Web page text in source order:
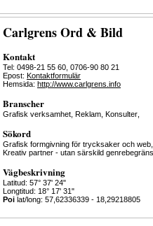
Carlgrens Ord & Bild
Kontakt
Tel: 0498-21 55 60, 0706-90 80 21
Epost: Kontaktformulär
Hemsida: http://www.carlgrens.info
Branscher
Grafisk verksamhet Reklam Konsulter
Sökord
Grafisk formgivning för trycksaker och
Kreativ partner - utan särskild
Vägbeskrivning
Latitud: 57° 37' 24"
Longtitud: 18° 17' 31"
Poi lat/long: 57,62336339 - 18,29218805